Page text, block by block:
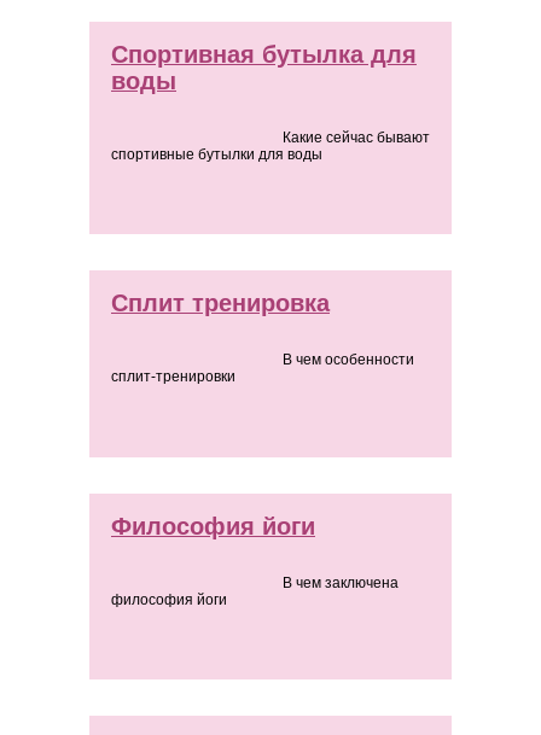
Спортивная бутылка для
воды
Какие сейчас бывают
спортивные бутылки для воды
Сплит тренировка
В чем особенности
сплит-тренировки
Философия йоги
В чем заключена
философия йоги